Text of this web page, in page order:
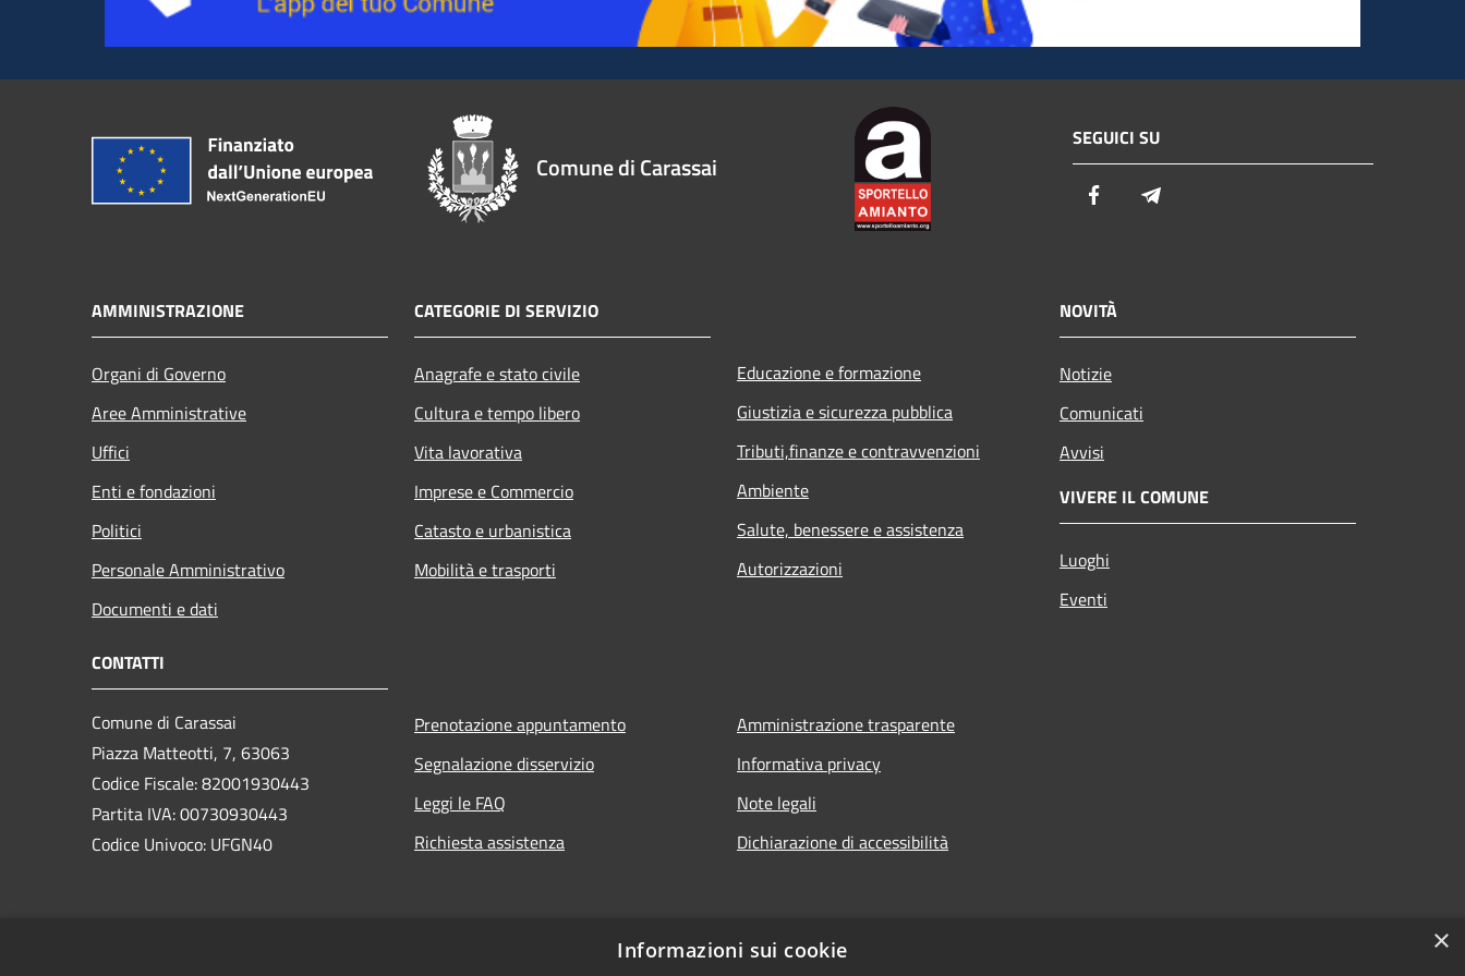
Comune di Carassai
SEGUICI SU
Facebook
AMMINISTRAZIONE
Organi di Governo
Aree Amministrative
Uffici
Enti e fondazioni
Politici
Personale Amministrativo
Documenti e dati
CATEGORIE DI SERVIZIO
Anagrafe e stato civile
Cultura e tempo libero
Vita lavorativa
Imprese e Commercio
Catasto e urbanistica
Mobilità e trasporti
Educazione e formazione
Giustizia e sicurezza pubblica
Tributi,finanze e contravvenzioni
Ambiente
Salute, benessere e assistenza
Autorizzazioni
NOVITÀ
Notizie
Comunicati
Avvisi
VIVERE IL COMUNE
Luoghi
Eventi
CONTATTI
Comune di Carassai
Piazza Matteotti, 7, 63063
Codice Fiscale: 82001930443
Partita IVA: 00730930443
Codice Univoco: UFGN40
Prenotazione appuntamento
Segnalazione disservizio
Leggi le FAQ
Richiesta assistenza
Amministrazione trasparente
Informativa privacy
Note legali
Dichiarazione di accessibilità
×
Informazioni sui cookie